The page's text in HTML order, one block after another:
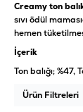
Creamy ton
sıvı ödül
hemen
İçerik
Ton balığı; %47,
Ürün Filtreleri